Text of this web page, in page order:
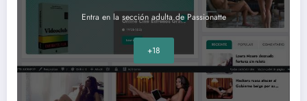
Entra en la sección adulta de Passionatte
+18